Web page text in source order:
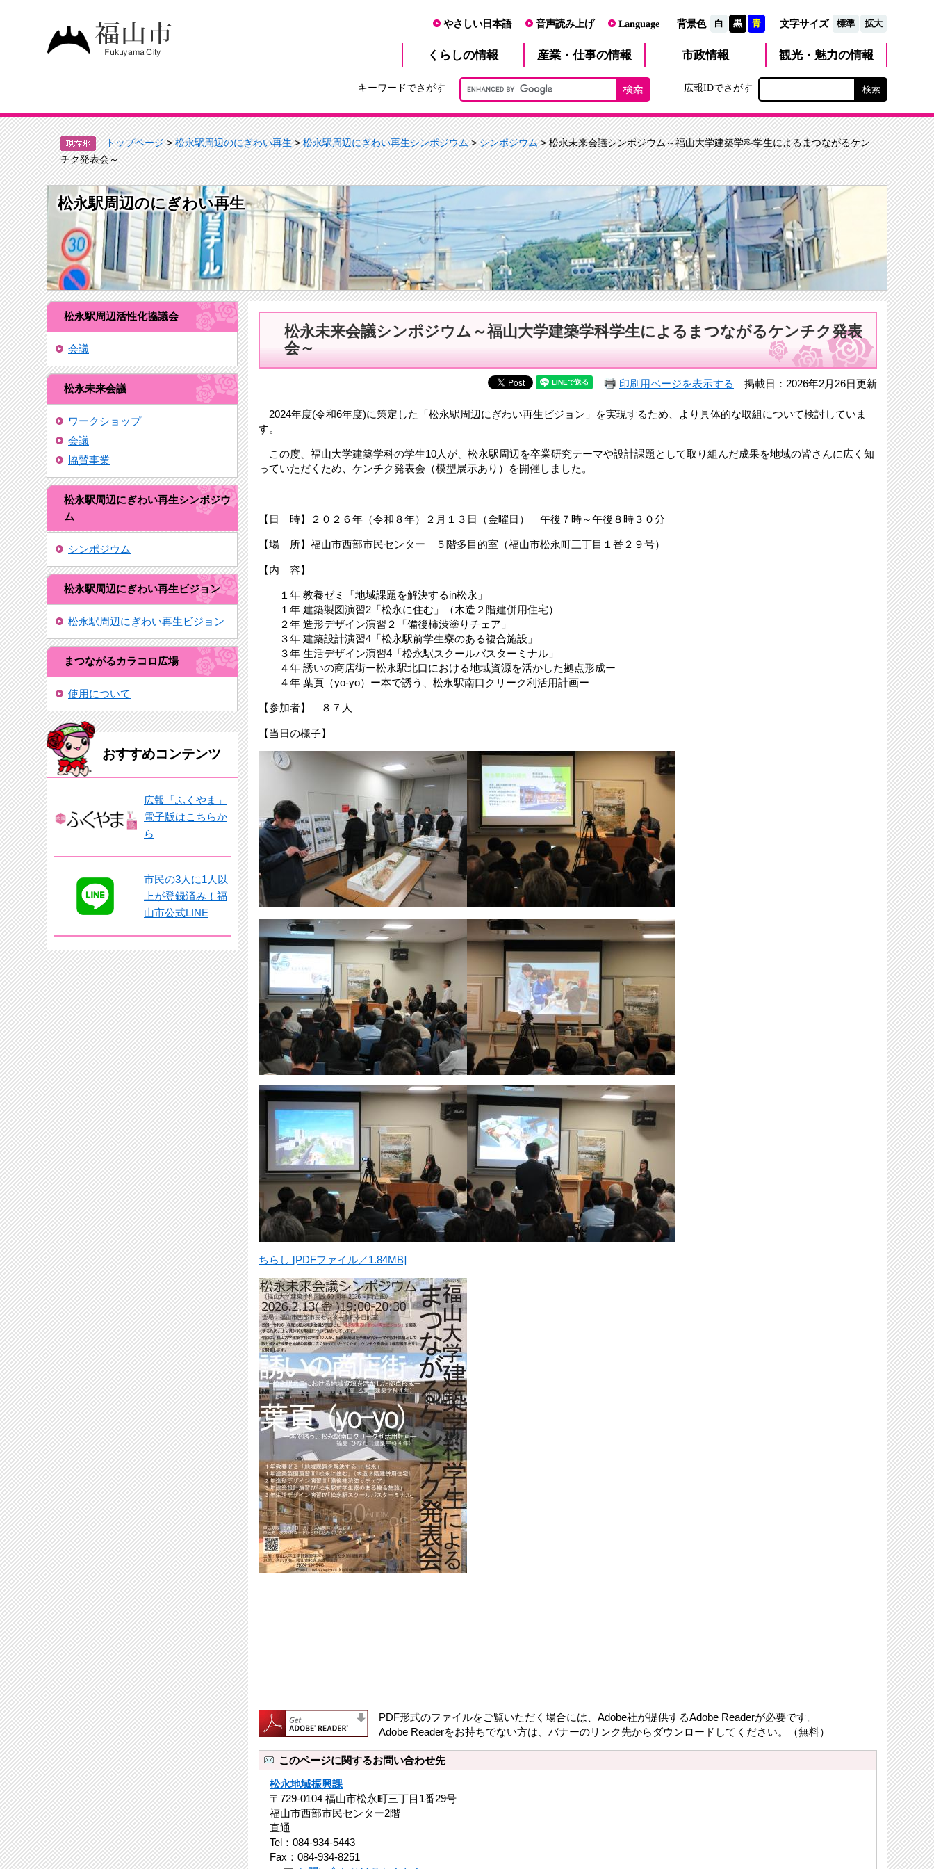
やさしい日本語 音声読み上げ Language 背景色 白 黒 青 文字サイズ 標準 拡大
くらしの情報 産業・仕事の情報 市政情報 観光・魅力の情報
キーワードでさがす 広報IDでさがす
トップページ>松永駅周辺のにぎわい再生>松永駅周辺にぎわい再生シンポジウム>シンポジウム> 松永未来会議シンポジウム～福山大学建築学科学生によるまつながるケン
チク発表会～
松永駅周辺のにぎわい再生
松永駅周辺活性化協議会
会議
松永未来会議
ワークショップ
会議
協賛事業
松永駅周辺にぎわい再生シンポジウ
ム
シンポジウム
松永駅周辺にぎわい再生ビジョン
松永駅周辺にぎわい再生ビジョン
まつながるカラコロ広場
使用について
おすすめコンテンツ
広報「ふくやま」
電子版はこちらか
ら
市民の3人に1人以
上が登録済み！福
山市公式LINE
松永未来会議シンポジウム～福山大学建築学科学生によるまつながるケンチク発表
会～
印刷用ページを表示する 掲載日：2026年2月26日更新
2024年度(令和6年度)に策定した「松永駅周辺にぎわい再生ビジョン」を実現するため、より具体的な取組について検討していま
す。
この度、福山大学建築学科の学生10人が、松永駅周辺を卒業研究テーマや設計課題として取り組んだ成果を地域の皆さんに広く知
っていただくため、ケンチク発表会（模型展示あり）を開催しました。
【日 時】２０２６年（令和８年）２月１３日（金曜日） 午後７時～午後８時３０分
【場 所】福山市西部市民センター ５階多目的室（福山市松永町三丁目１番２９号）
【内 容】
１年 教養ゼミ「地域課題を解決するin松永」
１年 建築製図演習2「松永に住む」（木造２階建併用住宅）
２年 造形デザイン演習２「備後柿渋塗りチェア」
３年 建築設計演習4「松永駅前学生寮のある複合施設」
３年 生活デザイン演習4「松永駅スクールバスターミナル」
４年 誘いの商店街ー松永駅北口における地域資源を活かした拠点形成ー
４年 葉頁（yo-yo）ー本で誘う、松永駅南口クリーク利活用計画ー
【参加者】 ８７人
【当日の様子】
ちらし [PDFファイル／1.84MB]
PDF形式のファイルをご覧いただく場合には、Adobe社が提供するAdobe Readerが必要です。
Adobe Readerをお持ちでない方は、バナーのリンク先からダウンロードしてください。（無料）
このページに関するお問い合わせ先
松永地域振興課
〒729-0104 福山市松永町三丁目1番29号
福山市西部市民センター2階
直通
Tel：084-934-5443
Fax：084-934-8251